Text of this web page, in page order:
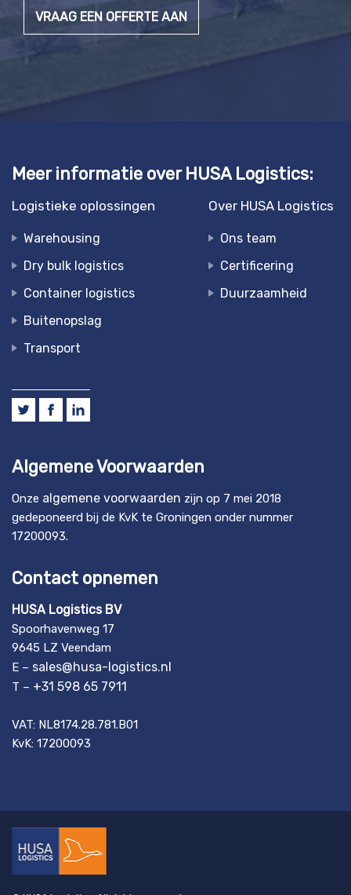
VRAAG EEN OFFERTE AAN
Meer informatie over HUSA Logistics:
Logistieke oplossingen
Warehousing
Dry bulk logistics
Container logistics
Buitenopslag
Transport
Over HUSA Logistics
Ons team
Certificering
Duurzaamheid
Algemene Voorwaarden
Onze algemene voorwaarden zijn op 7 mei 2018
gedeponeerd bij de KvK te Groningen onder nummer
17200093.
Contact opnemen
HUSA Logistics BV
Spoorhavenweg 17
9645 LZ Veendam
E – sales@husa-logistics.nl
T – +31 598 65 7911
VAT: NL8174.28.781.B01
KvK: 17200093